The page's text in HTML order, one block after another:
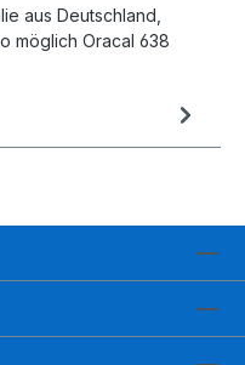
aus Deutschland,
möglich Oracal 638